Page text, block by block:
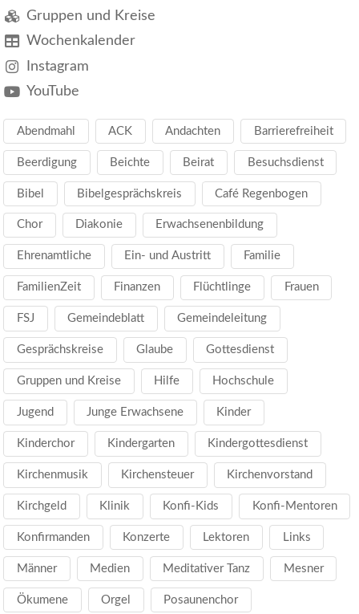
Gruppen und Kreise
Wochenkalender
Instagram
YouTube
Abendmahl ACK Andachten Barrierefreiheit
Beerdigung Beichte Beirat Besuchsdienst
Bibel Bibelgesprächskreis Café Regenbogen
Chor Diakonie Erwachsenenbildung
Ehrenamtliche Ein- und Austritt Familie
FamilienZeit Finanzen Flüchtlinge Frauen
FSJ Gemeindeblatt Gemeindeleitung
Gesprächskreise Glaube Gottesdienst
Gruppen und Kreise Hilfe Hochschule
Jugend Junge Erwachsene Kinder
Kinderchor Kindergarten Kindergottesdienst
Kirchenmusik Kirchensteuer Kirchenvorstand
Kirchgeld Klinik Konfi-Kids Konfi-Mentoren
Konfirmanden Konzerte Lektoren Links
Männer Medien Meditativer Tanz Mesner
Ökumene Orgel Posaunenchor